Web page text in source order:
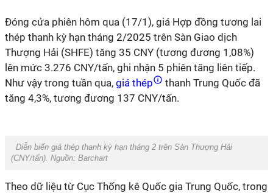
Đóng cửa phiên hôm qua (17/1), giá Hợp đồng tương lai
thép thanh kỳ hạn tháng 2/2025 trên Sàn Giao dịch
Thượng Hải (SHFE) tăng 35 CNY (tương đương 1,08%)
lên mức 3.276 CNY/tấn, ghi nhận 5 phiên tăng liên tiếp.
Như vậy trong tuần qua, giá thép
thanh Trung Quốc đã
tăng 4,3%, tương đương 137 CNY/tấn.
Diễn biến giá thép thanh kỳ hạn tháng 2 trên Sàn Thượng Hải
(CNY/tấn). Nguồn: Barchart
Theo dữ liệu từ Cục Thống kê Quốc gia Trung Quốc, trong